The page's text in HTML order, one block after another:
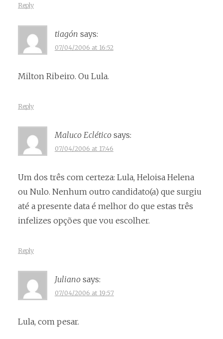
Reply
tiagón says:
07/04/2006 at 16:52
Milton Ribeiro. Ou Lula.
Reply
Maluco Eclético says:
07/04/2006 at 17:46
Um dos três com certeza: Lula, Heloisa Helena
ou Nulo. Nenhum outro candidato(a) que surgiu
até a presente data é melhor do que estas três
infelizes opções que vou escolher.
Reply
Juliano says:
07/04/2006 at 19:57
Lula, com pesar.